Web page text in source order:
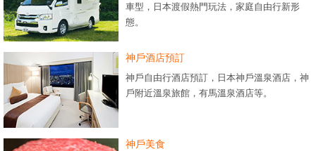
車型，日本渡假熱門玩法，家庭自由行新形
態。
神戶酒店預訂
神戶自由行酒店預訂，日本神戶溫泉酒店，神
戶附近溫泉旅館，有馬溫泉酒店等。
神戶美食